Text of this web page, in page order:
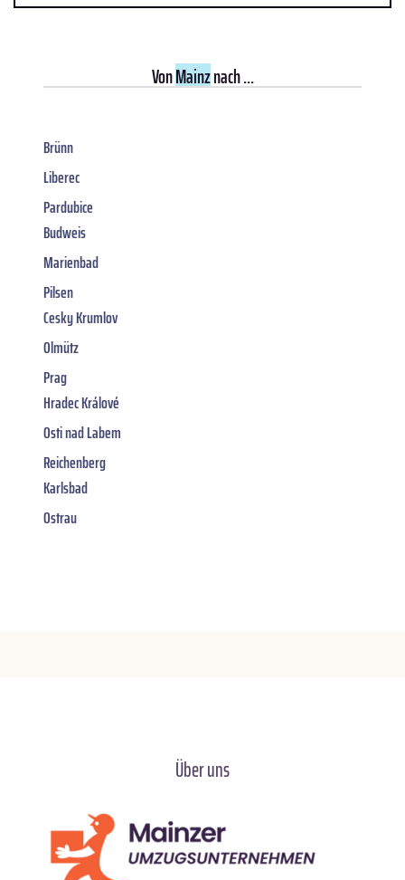
VonMainznach ...
Brünn
Liberec
Pardubice
Budweis
Marienbad
Pilsen
Cesky Krumlov
Olmütz
Prag
Hradec Králové
Osti nad Labem
Reichenberg
Karlsbad
Ostrau
Über uns